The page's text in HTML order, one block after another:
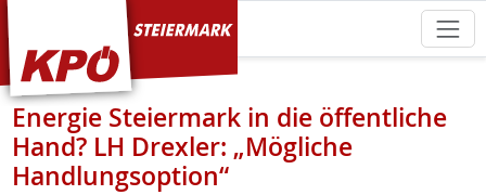
KPÖ Steiermark
Energie Steiermark in die öffentliche
Hand? LH Drexler: „Mögliche
Handlungsoption“